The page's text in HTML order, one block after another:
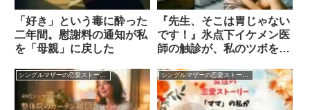
「好き」という毒に酔った
二年間。慰謝料の通知が私
を「母親」に戻した
『先生、そこは胃じゃない
です！』氷点下イケメン医
師の触診が、私のツボを直
シングルマザーの恋愛ストーリー シングルマザーの恋愛ストーリー